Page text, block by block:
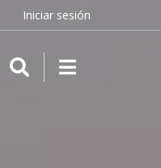
Iniciar sesión